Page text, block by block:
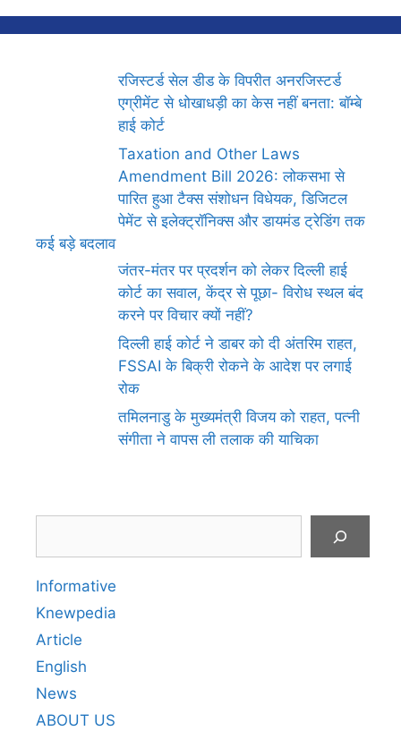
रजिस्टर्ड सेल डीड के विपरीत अनरजिस्टर्ड
एग्रीमेंट से धोखाधड़ी का केस नहीं बनता: बॉम्बे
हाई कोर्ट
Taxation and Other Laws
Amendment Bill 2026: लोकसभा से
पारित हुआ टैक्स संशोधन विधेयक, डिजिटल
पेमेंट से इलेक्ट्रॉनिक्स और डायमंड ट्रेडिंग तक
कई बड़े बदलाव
जंतर-मंतर पर प्रदर्शन को लेकर दिल्ली हाई
कोर्ट का सवाल, केंद्र से पूछा- विरोध स्थल बंद
करने पर विचार क्यों नहीं?
दिल्ली हाई कोर्ट ने डाबर को दी अंतरिम राहत,
FSSAI के बिक्री रोकने के आदेश पर लगाई
रोक
तमिलनाडु के मुख्यमंत्री विजय को राहत, पत्नी
संगीता ने वापस ली तलाक की याचिका
Informative
Knewpedia
Article
English
News
ABOUT US